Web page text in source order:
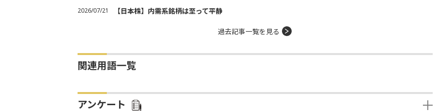
2026/07/21 【日本株】内需系銘柄は至って平静
過去記事一覧を見る
関連用語一覧
アンケート